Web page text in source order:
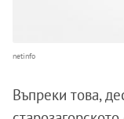
netinfo
Въпреки това,